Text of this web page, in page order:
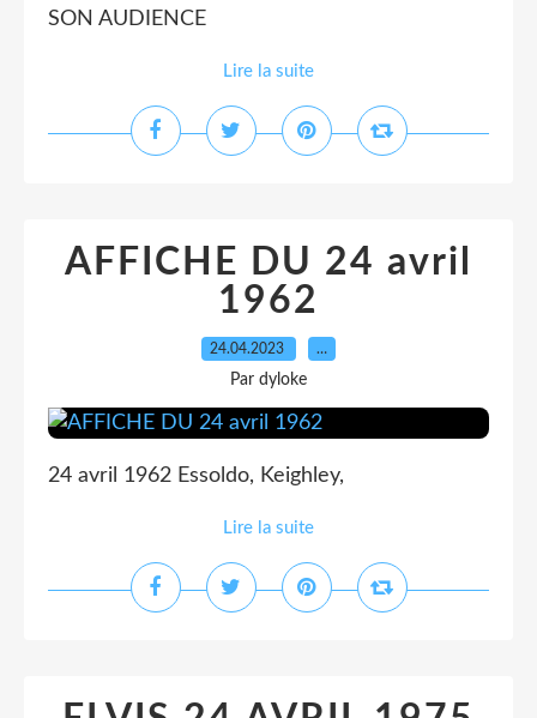
SON AUDIENCE
Lire la suite
AFFICHE DU 24 avril
1962
24.04.2023 …
Par dyloke
24 avril 1962 Essoldo, Keighley,
Lire la suite